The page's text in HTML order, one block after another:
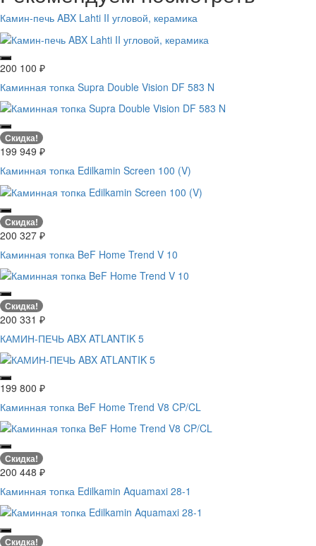
Камин-печь ABX Lahti II угловой, керамика
200 100 ₽
Каминная топка Supra Double Vision DF 583 N
Скидка!
199 949 ₽
Каминная топка Edilkamin Screen 100 (V)
Скидка!
200 327 ₽
Каминная топка BeF Home Trend V 10
Скидка!
200 331 ₽
КАМИН-ПЕЧЬ ABX ATLANTIK 5
199 800 ₽
Каминная топка BeF Home Trend V8 CP/CL
Скидка!
200 448 ₽
Каминная топка Edilkamin Aquamaxi 28-1
Скидка!